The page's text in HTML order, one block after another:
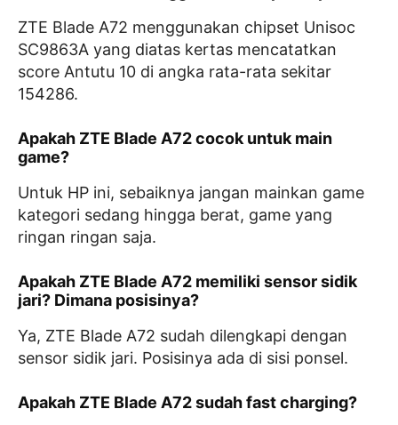
ZTE Blade A72 menggunakan chipset Unisoc
SC9863A yang diatas kertas mencatatkan
score Antutu 10 di angka rata-rata sekitar
154286.
Apakah ZTE Blade A72 cocok untuk main
game?
Untuk HP ini, sebaiknya jangan mainkan game
kategori sedang hingga berat, game yang
ringan ringan saja.
Apakah ZTE Blade A72 memiliki sensor sidik
jari? Dimana posisinya?
Ya, ZTE Blade A72 sudah dilengkapi dengan
sensor sidik jari. Posisinya ada di sisi ponsel.
Apakah ZTE Blade A72 sudah fast charging?